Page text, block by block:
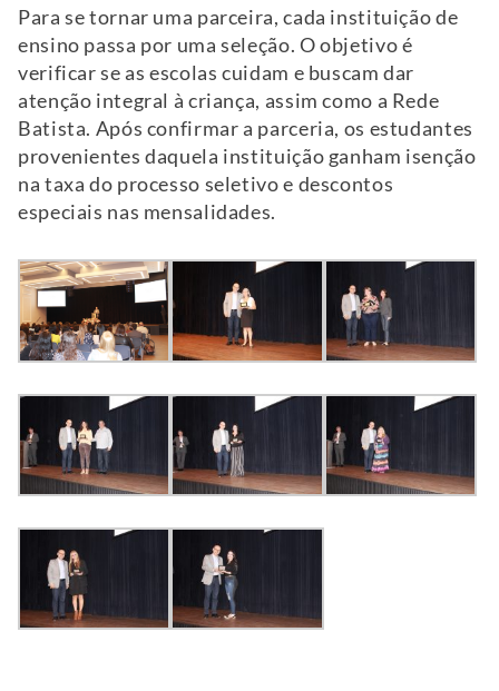
Para se tornar uma parceira, cada instituição de
ensino passa por uma seleção. O objetivo é
verificar se as escolas cuidam e buscam dar
atenção integral à criança, assim como a Rede
Batista. Após confirmar a parceria, os estudantes
provenientes daquela instituição ganham isenção
na taxa do processo seletivo e descontos
especiais nas mensalidades.